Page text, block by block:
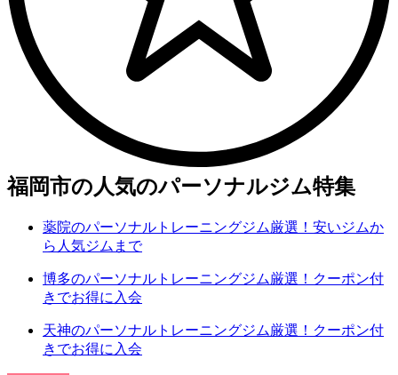
福岡市の人気のパーソナルジム特集
薬院のパーソナルトレーニングジム厳選！安いジムか
ら人気ジムまで
博多のパーソナルトレーニングジム厳選！クーポン付
きでお得に入会
天神のパーソナルトレーニングジム厳選！クーポン付
きでお得に入会